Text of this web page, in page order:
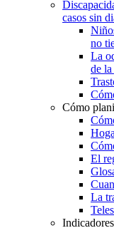
casos sin
no
La
de la
Cómo
El
La